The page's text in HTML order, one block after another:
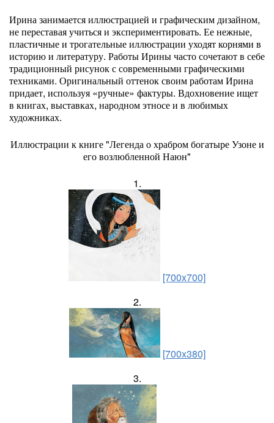
Ирина занимается иллюстрацией и графическим дизайном,
не переставая учиться и экспериментировать. Ее нежные,
пластичные и трогательные иллюстрации уходят корнями в
историю и литературу. Работы Ирины часто сочетают в себе
традиционный рисунок с современными графическими
техниками. Оригинальный оттенок своим работам Ирина
придает, используя «ручные» фактуры. Вдохновение ищет
в книгах, выставках, народном этносе и в любимых
художниках.
Иллюстрации к книге "Легенда о храбром богатыре Узоне и
его возлюбленной Наюн"
1.
[700x700]
2.
[700x380]
3.